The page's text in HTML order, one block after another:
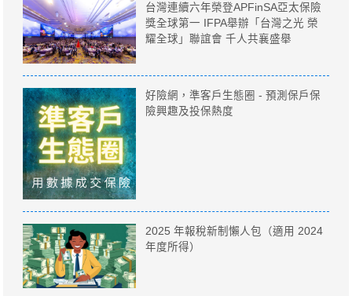
台灣連續六年榮登APFinSA亞太保險
獎全球第一 IFPA舉辦「台灣之光 榮
耀全球」聯誼會 千人共襄盛舉
好險網，準客戶生態圈 - 預測保戶保
險興趣及投保熱度
2025 年報稅新制懶人包（適用 2024
年度所得）